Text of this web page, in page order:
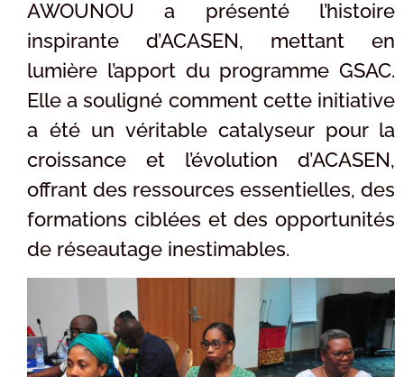
AWOUNOU a présenté l’histoire
inspirante d’ACASEN, mettant en
lumière l’apport du programme GSAC.
Elle a souligné comment cette initiative
a été un véritable catalyseur pour la
croissance et l’évolution d’ACASEN,
offrant des ressources essentielles, des
formations ciblées et des opportunités
de réseautage inestimables.